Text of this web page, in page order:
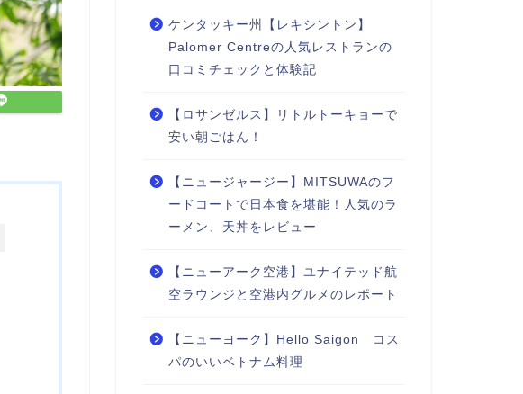
ケンタッキー州【レキシントン】
Palomer Centreの人気レストランの
口コミチェックと体験記
【ロサンゼルス】リトルトーキョーで
安い朝ごはん！
【ニュージャージー】MITSUWAのフ
ードコートで日本食を堪能！人気のラ
ーメン、天丼をレビュー
【ニューアーク空港】ユナイテッド航
空ラウンジと空港内グルメのレポート
【ニューヨーク】Hello Saigon コス
パのいいベトナム料理